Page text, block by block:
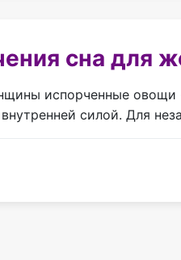
сна для
испорченные овощи -
силой. Для